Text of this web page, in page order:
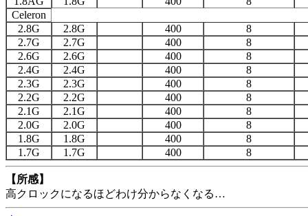
Celeron
2.8G
2.8G 400
8
2.7G
2.7G 400
8
2.6G
2.6G 400
8
2.4G
2.4G 400
8
2.3G
2.3G 400
8
2.2G
2.2G 400
8
2.1G
2.1G 400
8
2.0G
2.0G 400
8
1.8G
1.8G 400
8
1.7G
1.7G 400 8
【所感】
高クロックになるほどわけ分からなくなる…